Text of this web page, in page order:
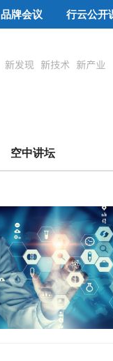
品牌会议 行云公开
空中讲坛